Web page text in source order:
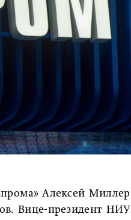
Алексей Миллер
Вице-президент НИУ